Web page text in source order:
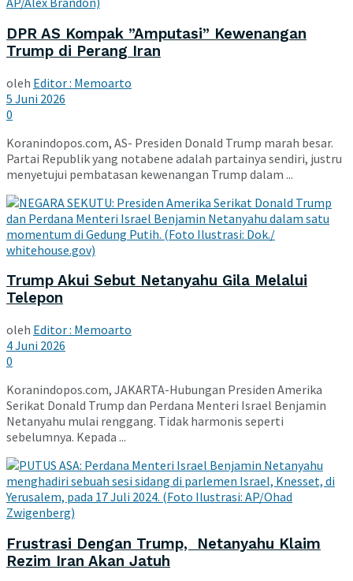
DPR AS Kompak ”Amputasi” Kewenangan
Trump di Perang Iran
oleh Editor : Memoarto
5 Juni 2026
0
Koranindopos.com, AS- Presiden Donald Trump marah besar.
Partai Republik yang notabene adalah partainya sendiri, justru
menyetujui pembatasan kewenangan Trump dalam ...
Trump Akui Sebut Netanyahu Gila Melalui
Telepon
oleh Editor : Memoarto
4 Juni 2026
0
Koranindopos.com, JAKARTA-Hubungan Presiden Amerika
Serikat Donald Trump dan Perdana Menteri Israel Benjamin
Netanyahu mulai renggang. Tidak harmonis seperti
sebelumnya. Kepada ...
Frustrasi Dengan Trump, Netanyahu Klaim
Rezim Iran Akan Jatuh